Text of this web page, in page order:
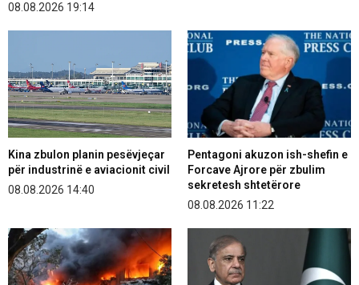
08.08.2026 19:14
Kina zbulon planin pesëvjeçar
për industrinë e aviacionit civil
08.08.2026 14:40
Pentagoni akuzon ish-shefin e
Forcave Ajrore për zbulim
sekretesh shtetërore
08.08.2026 11:22